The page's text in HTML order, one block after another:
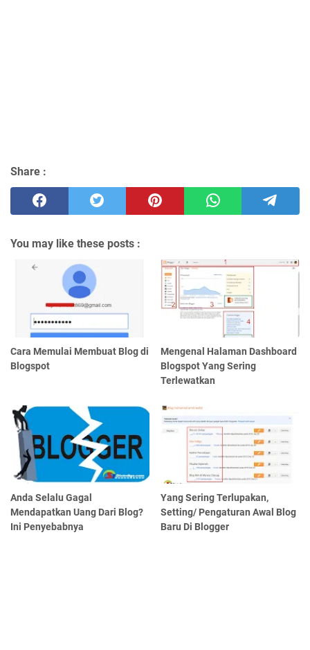
Share :
You may like these posts :
Cara Memulai Membuat Blog di
Blogspot
Mengenal Halaman Dashboard
Blogspot Yang Sering
Terlewatkan
Anda Selalu Gagal
Mendapatkan Uang Dari Blog?
Ini Penyebabnya
Yang Sering Terlupakan,
Setting/ Pengaturan Awal Blog
Baru Di Blogger